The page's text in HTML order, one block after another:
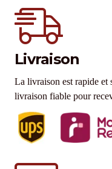
Livraison
La livraison est rapide et
livraison fiable pour